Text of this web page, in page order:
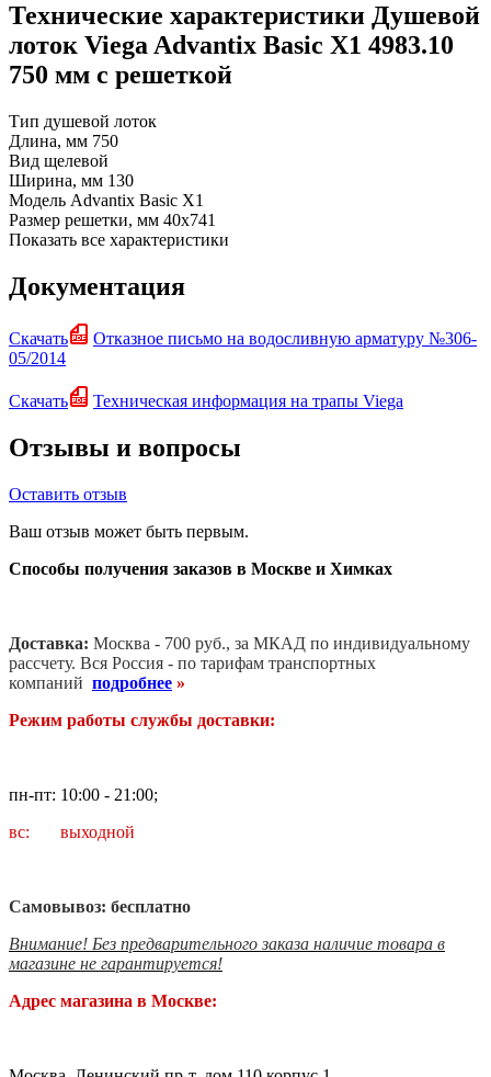
Технические характеристики Душевой
лоток Viega Advantix Basic X1 4983.10
750 мм с решеткой
Тип душевой лоток
Длина, мм 750
Вид щелевой
Ширина, мм 130
Модель Advantix Basic X1
Размер решетки, мм 40х741
Показать все характеристики
Документация
Скачать
Отказное письмо на водосливную арматуру №306-
05/2014
Скачать Техническая информация на трапы Viega
Отзывы и вопросы
Оставить отзыв
Ваш отзыв может быть первым.
Способы получения заказов в Москве и Химках
Доставка: Москва - 700 руб., за МКАД по индивидуальному
рассчету. Вся Россия - по тарифам транспортных
компаний подробнее »
Режим работы службы доставки:
пн-пт: 10:00 - 21:00;
вс: выходной
Самовывоз: бесплатно
Внимание! Без предварительного заказа наличие товара в
магазине не гарантируется!
Адрес магазина в Москве: